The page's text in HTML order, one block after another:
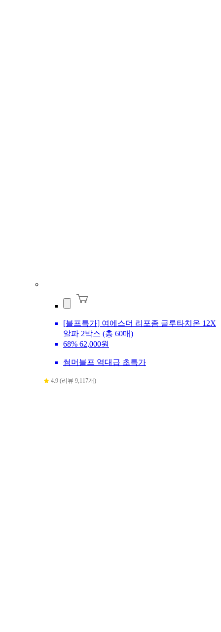
[블프특가] 여에스더 리포좀 글루타치온 12X
알파 2박스 (총 60매)
68% 62,000원
썸머블프 역대급 초특가
4.9 (리뷰 9,117개)